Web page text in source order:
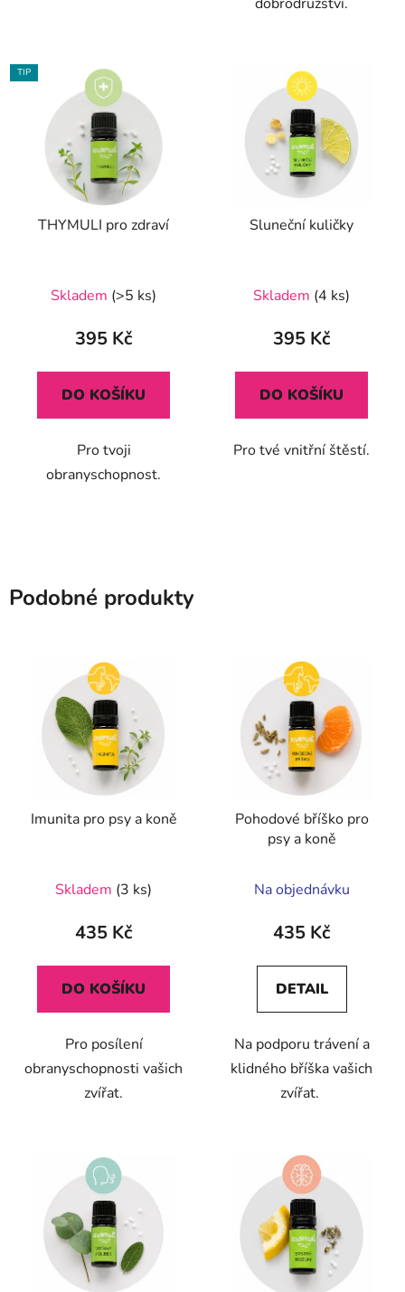
TIP
THYMULI pro zdraví
hodnocení
produktu
5,0
z
hvězdiček.
Skladem (>5 ks)
395 Kč
DO KOŠÍKU
Pro tvoji
obranyschopnost.
Sluneční kuličky
hodnocení
produktu
5,0
z
hvězdiček.
Skladem (4 ks)
395 Kč
DO KOŠÍKU
Pro tvé vnitřní štěstí.
Podobné produkty
Imunita pro psy a koně
Skladem (3 ks)
435 Kč
DO KOŠÍKU
Pro posílení
obranyschopnosti vašich
zvířat.
Pohodové bříško pro
psy a koně
Na objednávku
435 Kč
DETAIL
Na podporu trávení a
klidného bříška vašich
zvířat.